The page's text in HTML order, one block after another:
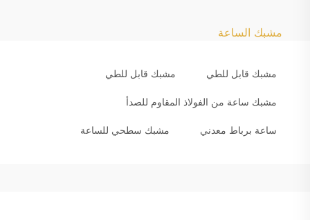
مشبك الساعة
مشبك قابل للطي مشبك قابل للطي
مشبك ساعة من الفولاذ المقاوم للصدأ
ساعة برباط معدني مشبك سطحي للساعة